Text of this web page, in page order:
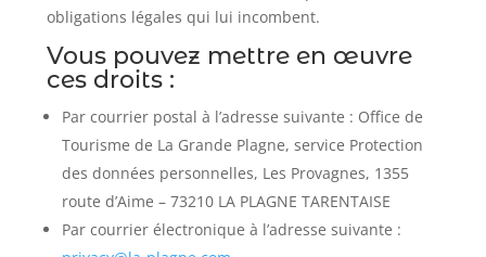
obligations légales qui lui incombent.
Vous pouvez mettre en œuvre
ces droits :
Par courrier postal à l’adresse suivante : Office de
Tourisme de La Grande Plagne, service Protection
des données personnelles, Les Provagnes, 1355
route d’Aime – 73210 LA PLAGNE TARENTAISE
Par courrier électronique à l’adresse suivante :